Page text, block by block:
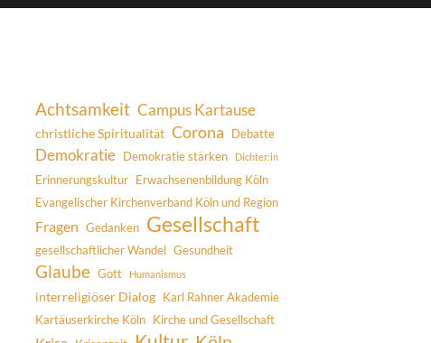
Achtsamkeit Campus Kartause
christliche Spiritualität Corona Debatte
Demokratie Demokratie stärken Dichter:in
Erinnerungskultur Erwachsenenbildung Köln
Evangelischer Kirchenverband Köln und Region
Fragen Gedanken Gesellschaft
gesellschaftlicher Wandel Gesundheit
Glaube Gott Humanismus
interreligiöser Dialog Karl Rahner Akademie
Kartäuserkirche Köln Kirche und Gesellschaft